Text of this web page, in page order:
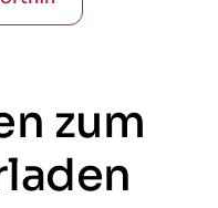
zum